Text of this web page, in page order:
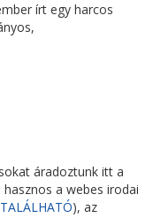
írt egy harcos
áradoztunk itt a
a webes irodai
), az